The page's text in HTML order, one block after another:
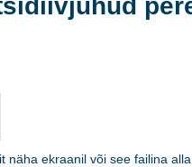
ekraanil või see failina